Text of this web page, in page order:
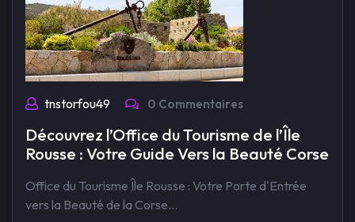
tnstorfou49 0 Commentaires
Découvrez l’Office du Tourisme de l’Île
Rousse : Votre Guide Vers la Beauté Corse
Office du Tourisme Île Rousse : Votre Porte d'Entrée
vers la Beauté de la Corse…